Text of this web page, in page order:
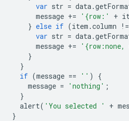
var str = data.
message += '{row:' +
} else if (item .column !=
var str = data.
message += '{row:none,
}
}
if (message == '' )
{
message = 'nothing' ;
}
alert( 'You selected ' +
}